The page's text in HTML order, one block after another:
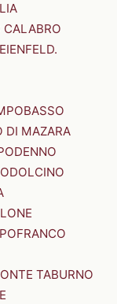
CALABRO
DI MAZARA
TABURNO